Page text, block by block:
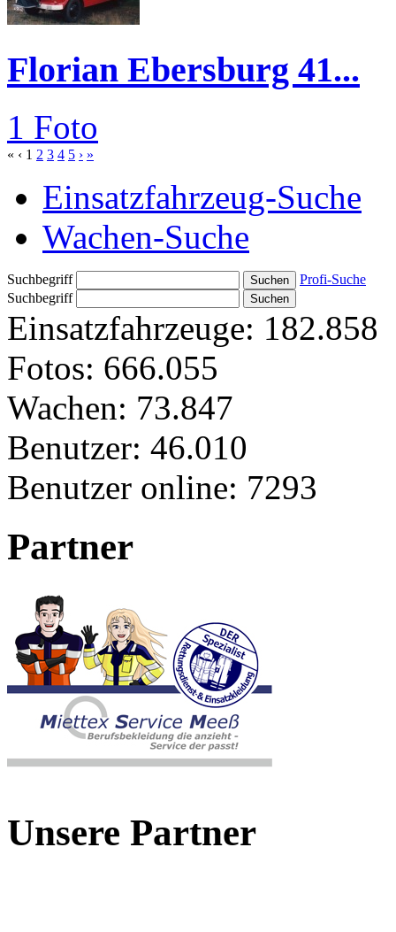
Florian Ebersburg 41...
1 Foto
« ‹ 1 2 3 4 5 › »
Einsatzfahrzeug-Suche
Wachen-Suche
Suchbegriff
Profi-Suche
Suchbegriff
Einsatzfahrzeuge: 182.858
Fotos: 666.055
Wachen: 73.847
Benutzer: 46.010
Benutzer online: 7293
Partner
Unsere Partner